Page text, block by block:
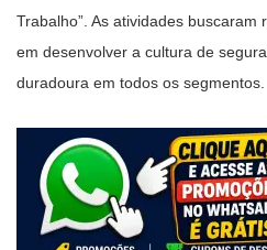
Trabalho”. As atividades
em desenvolver a cultura de
duradoura em todos os segmentos.